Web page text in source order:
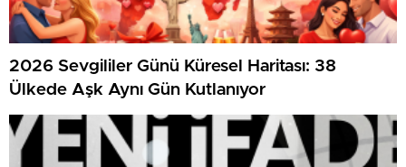
2026 Sevgililer Günü Küresel Haritası: 38
Ülkede Aşk Aynı Gün Kutlanıyor